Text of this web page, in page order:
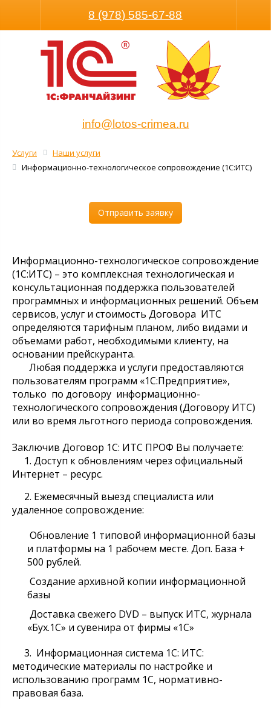
Размер шрифта8 (978) 585-67-88
info@lotos-crimea.ru
Услуги
Наши услуги
Информационно-технологическое сопровождение (1С:ИТС)
Отправить заявку
Информационно-технологическое сопровождение
(1С:ИТС) – это комплексная технологическая и
консультационная поддержка пользователей
программных и информационных решений. Объем
сервисов, услуг и стоимость Договора ИТС
определяются тарифным планом, либо видами и
объемами работ, необходимыми клиенту, на
основании прейскуранта.
Любая поддержка и услуги предоставляются
пользователям программ «1С:Предприятие»,
только по договору информационно-
технологического сопровождения (Договору ИТС)
или во время льготного периода сопровождения.
Заключив Договор 1С: ИТС ПРОФ Вы получаете:
1. Доступ к обновлениям через официальный
Интернет – ресурс.
2. Ежемесячный выезд специалиста или
удаленное сопровождение:
Обновление 1 типовой информационной базы
и платформы на 1 рабочем месте. Доп. База +
500 рублей.
Создание архивной копии информационной
базы
Доставка свежего DVD – выпуск ИТС, журнала
«Бух.1С» и сувенира от фирмы «1С»
3. Информационная система 1С: ИТС:
методические материалы по настройке и
использованию программ 1С, нормативно-
правовая база.